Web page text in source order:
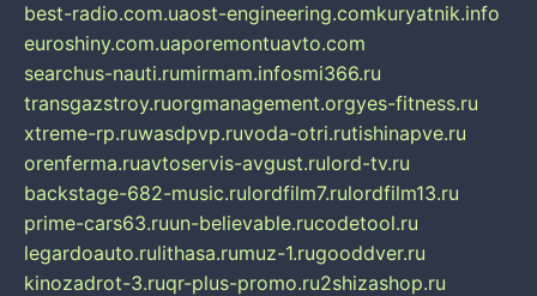
best-radio.com.uaost-engineering.comkuryatnik.info
euroshiny.com.uaporemontuavto.com
searchus-nauti.rumirmam.infosmi366.ru
transgazstroy.ruorgmanagement.orgyes-fitness.ru
xtreme-rp.ruwasdpvp.ruvoda-otri.rutishinapve.ru
orenferma.ruavtoservis-avgust.rulord-tv.ru
backstage-682-music.rulordfilm7.rulordfilm13.ru
prime-cars63.ruun-believable.rucodetool.ru
legardoauto.rulithasa.rumuz-1.rugooddver.ru
kinozadrot-3.ruqr-plus-promo.ru2shizashop.ru